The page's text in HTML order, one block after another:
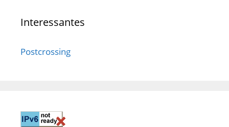
Interessantes
Postcrossing